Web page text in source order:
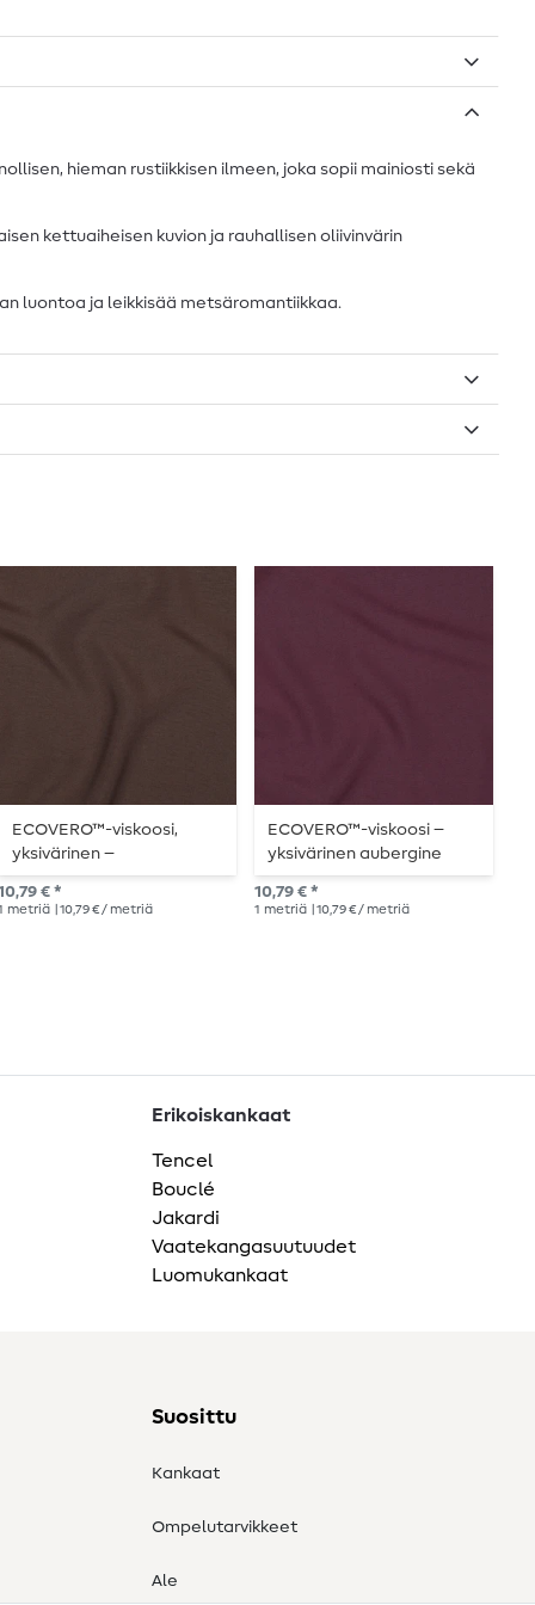
hieman rustiikkisen ilmeen, joka sopii mainiosti sekä
kettuaiheisen kuvion ja rauhallisen oliivinvärin
luontoa ja leikkisää metsäromantiikkaa.
ECOVERO™-viskoosi,
yksivärinen –
suklaanruskea
€ *
metriä | 10,79 € / metriä
ECOVERO™-viskoosi –
yksivärinen aubergine
10,79 € *
1 metriä | 10,79 € / metriä
Erikoiskankaat
Tencel
Bouclé
Jakardi
Vaatekangasuutuudet
Luomukankaat
Suosittu
Kankaat
Ompelutarvikkeet
Ale